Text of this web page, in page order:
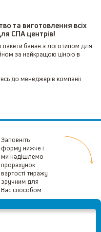
та виготовлення всіх
СПА центрів!
банан з логотипом для
за найкращою ціною в
до менеджерів компанії
Заповніть
форму нижче і
ми надішлемо
прорахунок
вартості тиражу
зручним для
Вас способом